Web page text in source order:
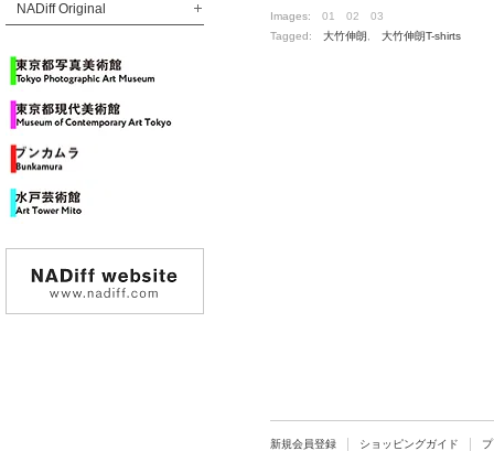
NADiff Original Images: 01 02
03
Tagged: 大竹伸朗 大竹伸朗T-shirts
新規会員登録 ショッピングガイド